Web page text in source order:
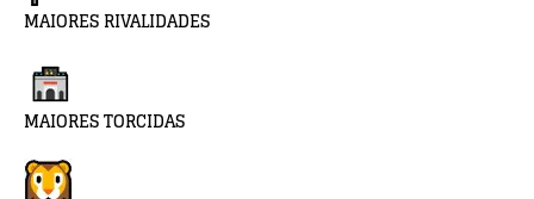
MAIORES RIVALIDADES
MAIORES TORCIDAS